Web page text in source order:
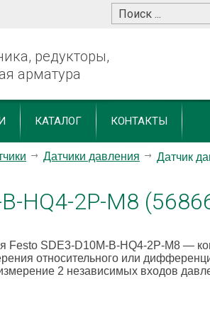
редукторы,
арматура
КАТАЛОГ КОНТАКТЫ
Датчики давления Датчик
HQ4-2P-M8
Festo SDE3-D10M-B-HQ4-2P-M8 —
относительного или
2 независимых входов